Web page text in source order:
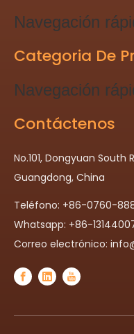
Navegación
Categoria De
Navegación
Contáctenos
No.101, Dongyuan South
Guangdong, China
Teléfono: +86-0760-
Whatsapp: +86-
Correo electrónico: